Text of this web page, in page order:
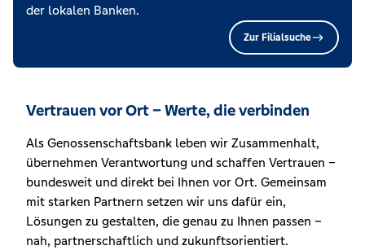
der lokalen Banken.
Zur Filialsuche
Vertrauen vor Ort – Werte, die verbinden
Als Genossenschaftsbank leben wir Zusammenhalt,
übernehmen Verantwortung und schaffen Vertrauen –
bundesweit und direkt bei Ihnen vor Ort. Gemeinsam
mit starken Partnern setzen wir uns dafür ein,
Lösungen zu gestalten, die genau zu Ihnen passen –
nah, partnerschaftlich und zukunftsorientiert.